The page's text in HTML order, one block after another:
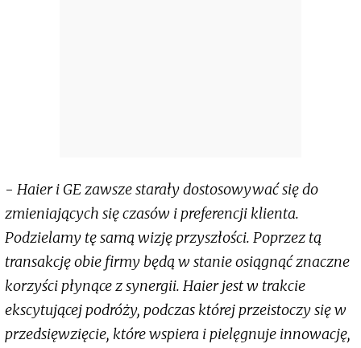
- Haier i GE zawsze starały dostosowywać się do
zmieniających się czasów i preferencji klienta.
Podzielamy tę samą wizję przyszłości. Poprzez tą
transakcję obie firmy będą w stanie osiągnąć znaczne
korzyści płynące z synergii. Haier jest w trakcie
ekscytującej podróży, podczas której przeistoczy się w
przedsięwzięcie, które wspiera i pielęgnuje innowację,